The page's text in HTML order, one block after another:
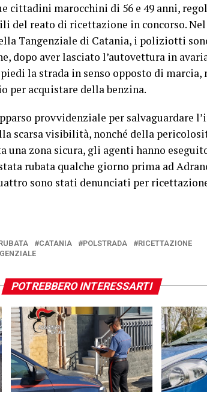
cittadini marocchini di 56 e 49 anni,
del reato di ricettazione in concorso.
Tangenziale di Catania, i poliziotti
dopo aver lasciato l’autovettura in
la strada in senso opposto di
per acquistare della benzina.
provvidenziale per salvaguardare
scarsa visibilità, nonché della
una zona sicura, gli agenti hanno
rubata qualche giorno prima ad
sono stati denunciati per
CATANIA POLSTRADA
RICETTAZIONE
POTREBBERO INTERESSARTI